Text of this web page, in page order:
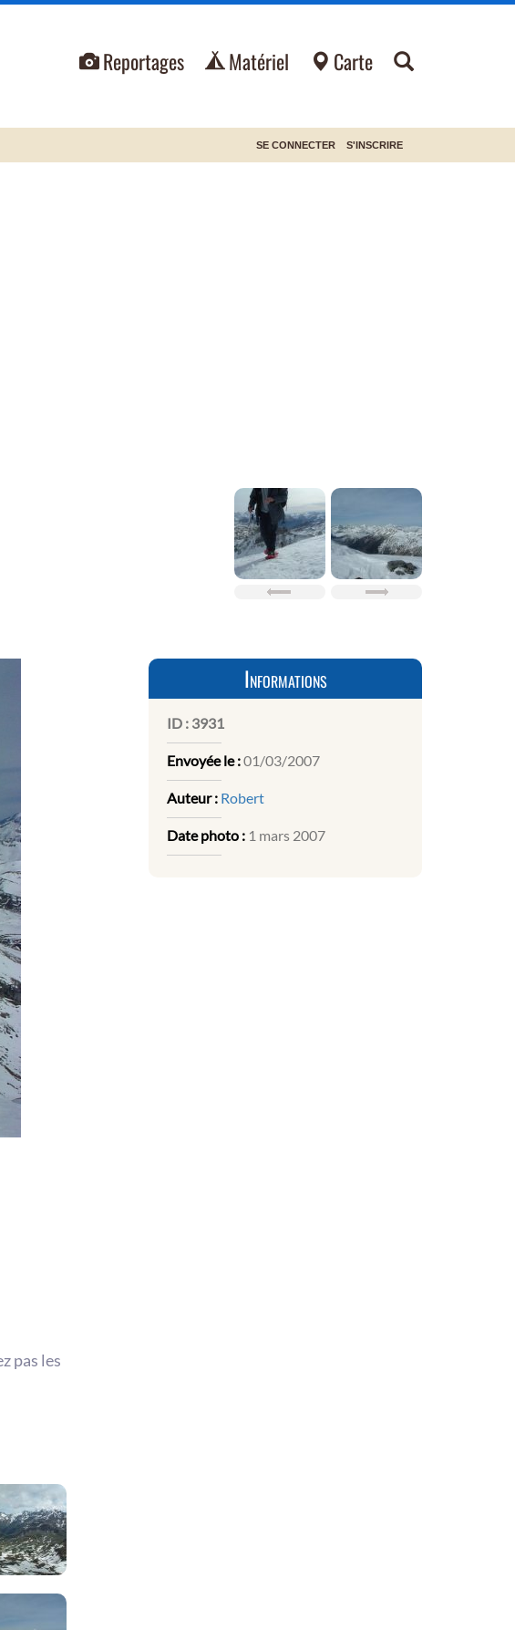
Reportages Matériel Carte
SE CONNECTER S'INSCRIRE
pas les
Informations
ID : 3931
Envoyée le :01/03/2007
Auteur : Robert
Date photo : 1 mars 2007